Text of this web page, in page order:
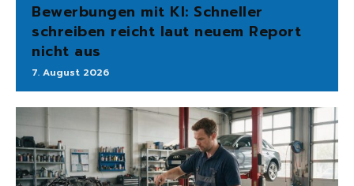
Bewerbungen mit KI: Schneller
schreiben reicht laut neuem Report
nicht aus
7. August 2026